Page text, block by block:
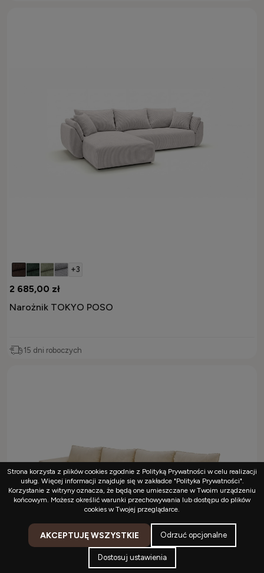
Kontakt Konto
+3
2 685,00 zł
Narożnik TOKYO POSO
15 dni roboczych
Strona korzysta z plików cookies zgodnie z Polityką Prywatności w celu realizacji
usług. Więcej informacji znajduje się w zakładce "Polityka Prywatności".
Korzystanie z witryny oznacza, że będą one umieszczane w Twoim urządzeniu
końcowym. Możesz określić warunki przechowywania lub dostępu do plików
cookies w Twojej przeglądarce.
AKCEPTUJĘ WSZYSTKIE Odrzuć opcjonalne
Dostosuj ustawienia